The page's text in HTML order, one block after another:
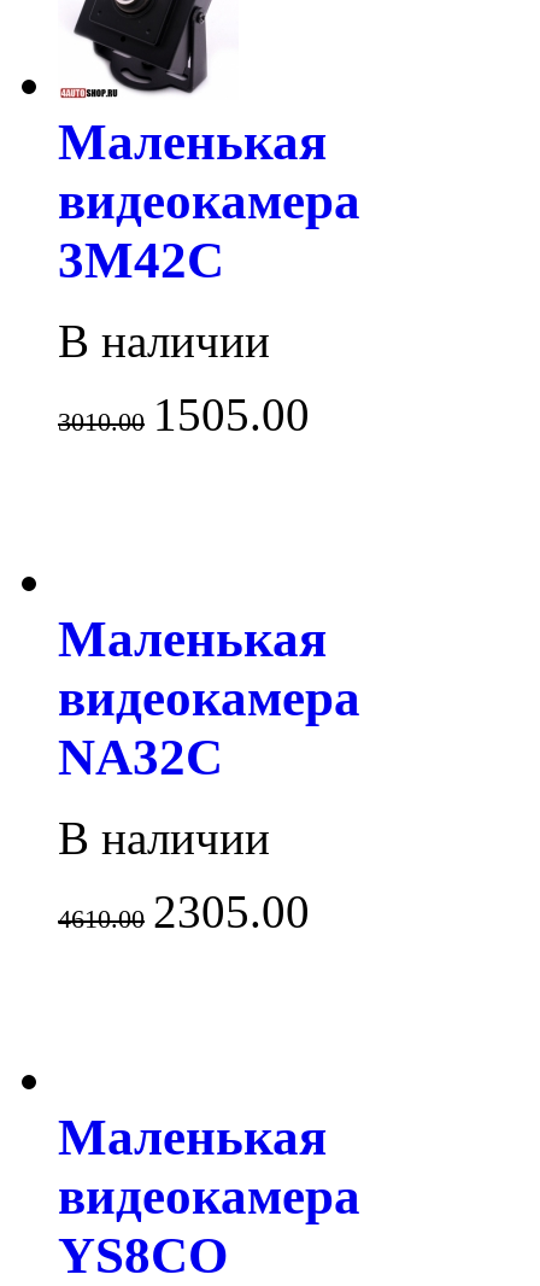
Маленькая
видеокамера
3M42C
В наличии
3010.00 1505.00
Маленькая
видеокамера
NA32C
В наличии
4610.00 2305.00
Маленькая
видеокамера
YS8CO